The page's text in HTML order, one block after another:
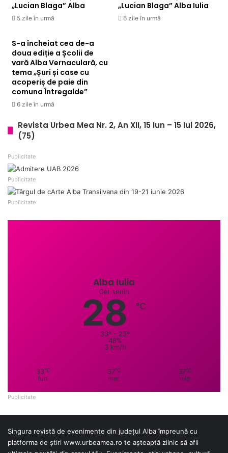
„Lucian Blaga” Alba
5 zile în urmă
„Lucian Blaga” Alba Iulia
6 zile în urmă
S-a încheiat cea de-a
doua ediție a Școlii de
vară Alba Vernaculară, cu
tema „Șuri și case cu
acoperiș de paie din
comuna Întregalde”
6 zile în urmă
Revista Urbea Mea Nr. 2, An XII, 15 Iun – 15 Iul 2026,
(75)
Publicitate
Publicitate
Publicitate
Alba Iulia
Cer senin
28 ℃
33º - 23º
48%
3 km/h
33℃
lun
37℃
mar
37℃
mie
Publicitate
Singura revistă de evenimente din județul Alba împreună cu
platforma de știri www.urbeamea.ro te așteaptă zilnic să afli